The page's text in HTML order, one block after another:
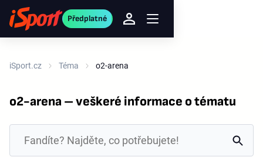
Předplatné
iSport.cz Téma o2-arena
o2-arena – veškeré informace o tématu